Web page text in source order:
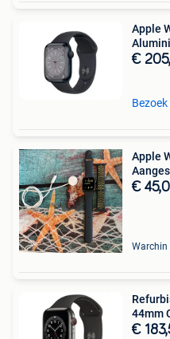
Apple
€
Apple
€
Warchin
44mm
€